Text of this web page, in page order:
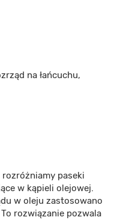
na łańcuchu,
paseki
w kąpieli olejowej.
w oleju zastosowano
rozwiązanie pozwala